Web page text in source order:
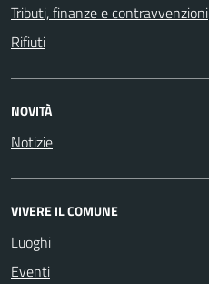
Tributi, finanze e contravvenzioni
Rifiuti
NOVITÀ
Notizie
VIVERE IL COMUNE
Luoghi
Eventi